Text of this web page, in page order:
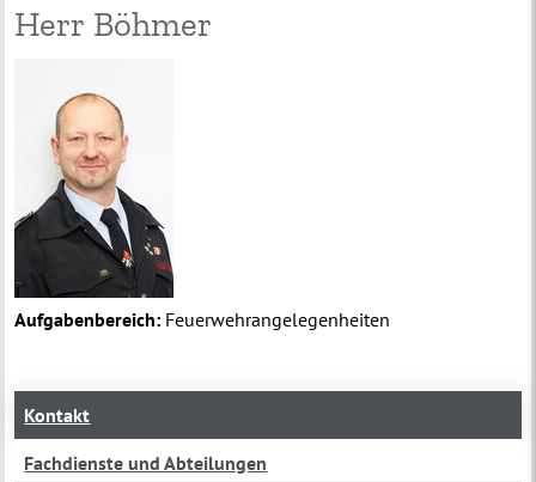
Herr Böhmer
Aufgabenbereich: Feuerwehrangelegenheiten
Kontakt
Fachdienste und Abteilungen